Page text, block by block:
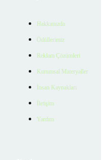
Hakkımızda
Ödüllerimiz
Reklam Çözümleri
Kurumsal Materyaller
İnsan Kaynakları
İletişim
Yardım